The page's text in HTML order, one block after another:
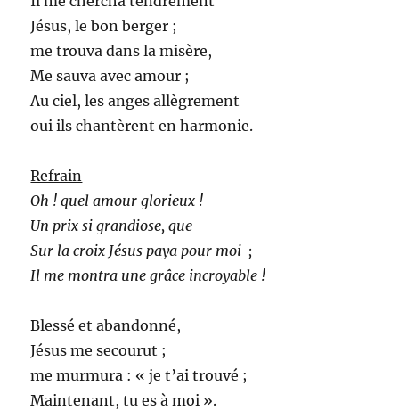
Jésus, le bon berger ;
me trouva dans la misère,
Me sauva avec amour ;
Au ciel, les anges allègrement
oui ils chantèrent en harmonie.
Refrain
Oh ! quel amour glorieux !
Un prix si grandiose, que
Sur la croix Jésus paya pour moi ;
Il me montra une grâce incroyable !
Blessé et abandonné,
Jésus me secourut ;
me murmura : « je t’ai trouvé ;
Maintenant, tu es à moi ».